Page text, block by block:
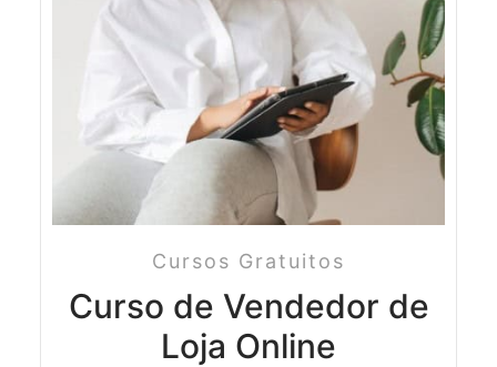
Cursos Gratuitos
Curso de Vendedor de
Loja Online